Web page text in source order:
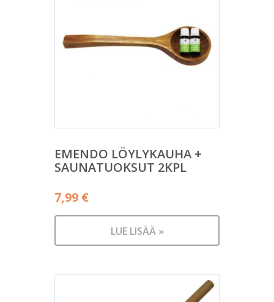
EMENDO LÖYLYKAUHA +
SAUNATUOKSUT 2KPL
7,99 €
LUE LISÄÄ »